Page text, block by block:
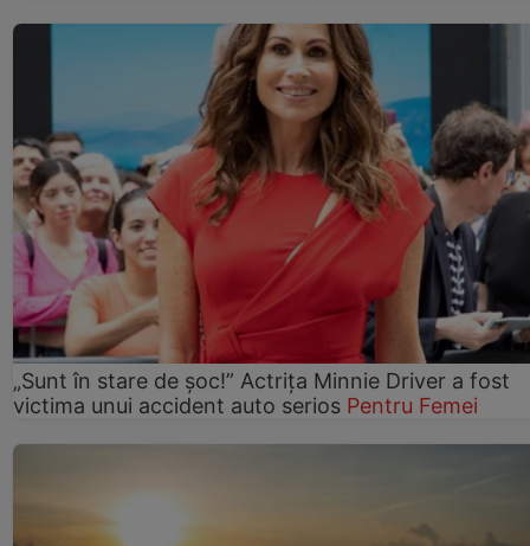
„Sunt în stare de șoc!” Actrița Minnie Driver a fost
victima unui accident auto serios Pentru Femei